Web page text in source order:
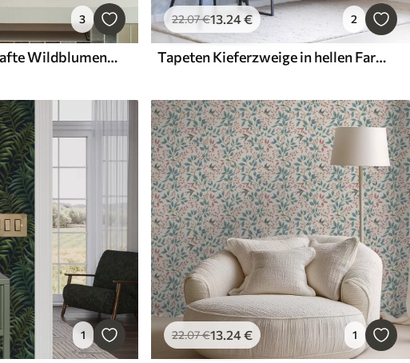
3
Tapeten Skizzenhafte Wildblumen in Naturtönen
22.07€13.24€ 2
Tapeten Kieferzweige in hellen Farbtönen auf blauem Hintergrund
1 22.07€13.24€ 1